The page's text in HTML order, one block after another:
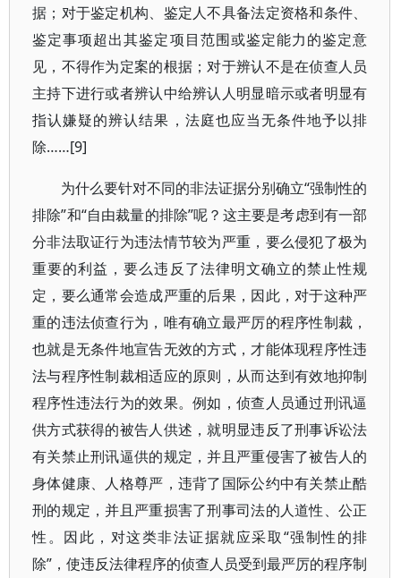
据；对于鉴定机构、鉴定人不具备法定资格和条件、
鉴定事项超出其鉴定项目范围或鉴定能力的鉴定意
见，不得作为定案的根据；对于辨认不是在侦查人员
主持下进行或者辨认中给辨认人明显暗示或者明显有
指认嫌疑的辨认结果，法庭也应当无条件地予以排
除……[9]
为什么要针对不同的非法证据分别确立“强制性的
排除”和“自由裁量的排除”呢？这主要是考虑到有一部
分非法取证行为违法情节较为严重，要么侵犯了极为
重要的利益，要么违反了法律明文确立的禁止性规
定，要么通常会造成严重的后果，因此，对于这种严
重的违法侦查行为，唯有确立最严厉的程序性制裁，
也就是无条件地宣告无效的方式，才能体现程序性违
法与程序性制裁相适应的原则，从而达到有效地抑制
程序性违法行为的效果。例如，侦查人员通过刑讯逼
供方式获得的被告人供述，就明显违反了刑事诉讼法
有关禁止刑讯逼供的规定，并且严重侵害了被告人的
身体健康、人格尊严，违背了国际公约中有关禁止酷
刑的规定，并且严重损害了刑事司法的人道性、公正
性。因此，对这类非法证据就应采取“强制性的排
除”，使违反法律程序的侦查人员受到最严厉的程序制